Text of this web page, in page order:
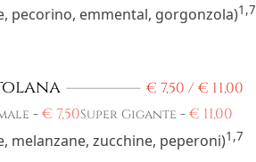
pecorino, emmental, gorgonzola)1,7
€ 7,50 / € 11,00
-€ 7,50Super Gigante -€ 11,00
melanzane, zucchine, peperoni)1,7